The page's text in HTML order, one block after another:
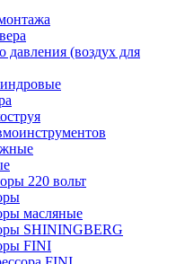
давления (воздух для
220 вольт
масляные
SHININGBERG
FINI